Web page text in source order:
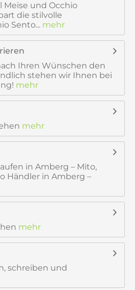
Meise und Occhio
die stilvolle
Sento... mehr
Ihren Wünschen den
stehen wir Ihnen bei
mehr
mehr
in Amberg – Mito,
Händler in Amberg –
mehr
schreiben und